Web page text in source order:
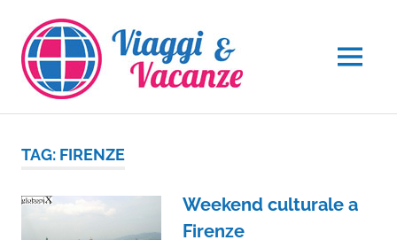
contenuto
MENU
TAG: FIRENZE
Weekend culturale a
Firenze